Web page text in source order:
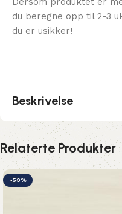
du beregne opp til 2-3
du er usikker!
Beskrivelse
Relaterte Produkter
-50%